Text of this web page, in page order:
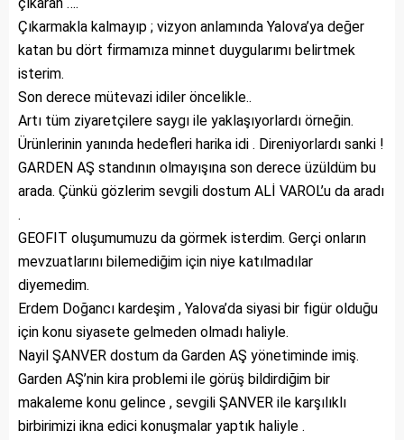
Çıkarmakla kalmayıp ; vizyon anlamında Yalova’ya değer
katan bu dört firmamıza minnet duygularımı belirtmek
isterim.
Son derece mütevazi idiler öncelikle..
Artı tüm ziyaretçilere saygı ile yaklaşıyorlardı örneğin.
Ürünlerinin yanında hedefleri harika idi . Direniyorlardı sanki !
GARDEN AŞ standının olmayışına son derece üzüldüm bu
arada. Çünkü gözlerim sevgili dostum ALİ VAROL’u da aradı
.
GEOFIT oluşumumuzu da görmek isterdim. Gerçi onların
mevzuatlarını bilemediğim için niye katılmadılar
diyemedim.
Erdem Doğancı kardeşim , Yalova’da siyasi bir figür olduğu
için konu siyasete gelmeden olmadı haliyle.
Nayil ŞANVER dostum da Garden AŞ yönetiminde imiş.
Garden AŞ’nin kira problemi ile görüş bildirdiğim bir
makaleme konu gelince , sevgili ŞANVER ile karşılıklı
birbirimizi ikna edici konuşmalar yaptık haliyle .